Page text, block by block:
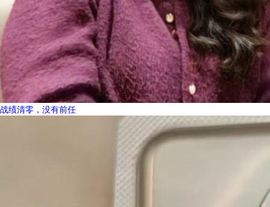
战绩清零，没有前任